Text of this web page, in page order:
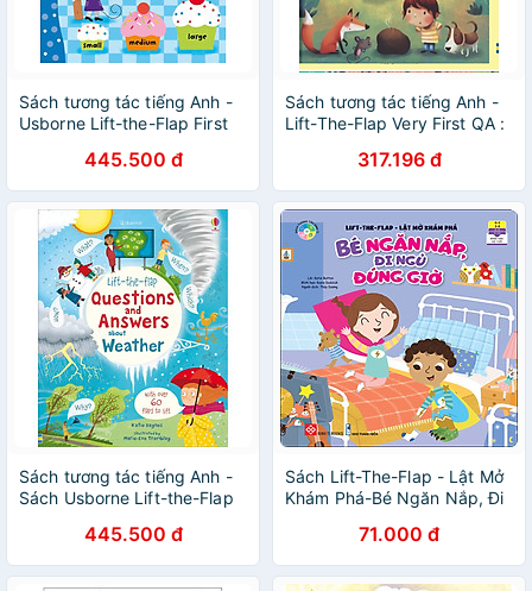
Sách tương tác tiếng Anh -
Usborne Lift-the-Flap First
445.500 đ
Sách tương tác tiếng Anh -
Lift-The-Flap Very First QA :
317.196 đ
Sách tương tác tiếng Anh -
Sách Usborne Lift-the-Flap
about Weather445.500 đ
Sách Lift-The-Flap - Lật Mở
Khám Phá-Bé Ngăn Nắp, Đi
71.000 đ